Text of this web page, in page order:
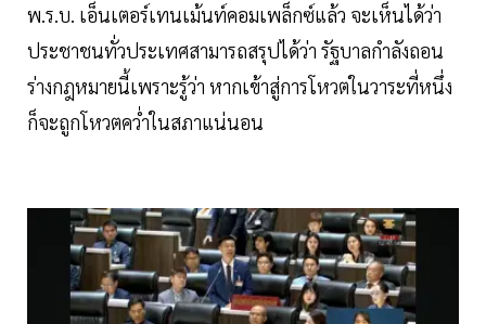
พ.ร.บ. เอ็นเตอร์เทนเม้นท์คอมเพล็กซ์แล้ว จะเห็นได้ว่า
ประชาชนทั่วประเทศสามารถสรุปได้ว่า รัฐบาลกำลังถอน
ร่างกฎหมายนี้เพราะรู้ว่า หากเข้าสู่การโหวตในวาระที่หนึ่ง
ก็จะถูกโหวตคว่ำในสภาแน่นอน